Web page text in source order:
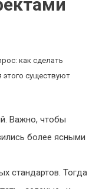
как сделать
существуют
Важно, чтобы
более ясными
стандартов. Тогда